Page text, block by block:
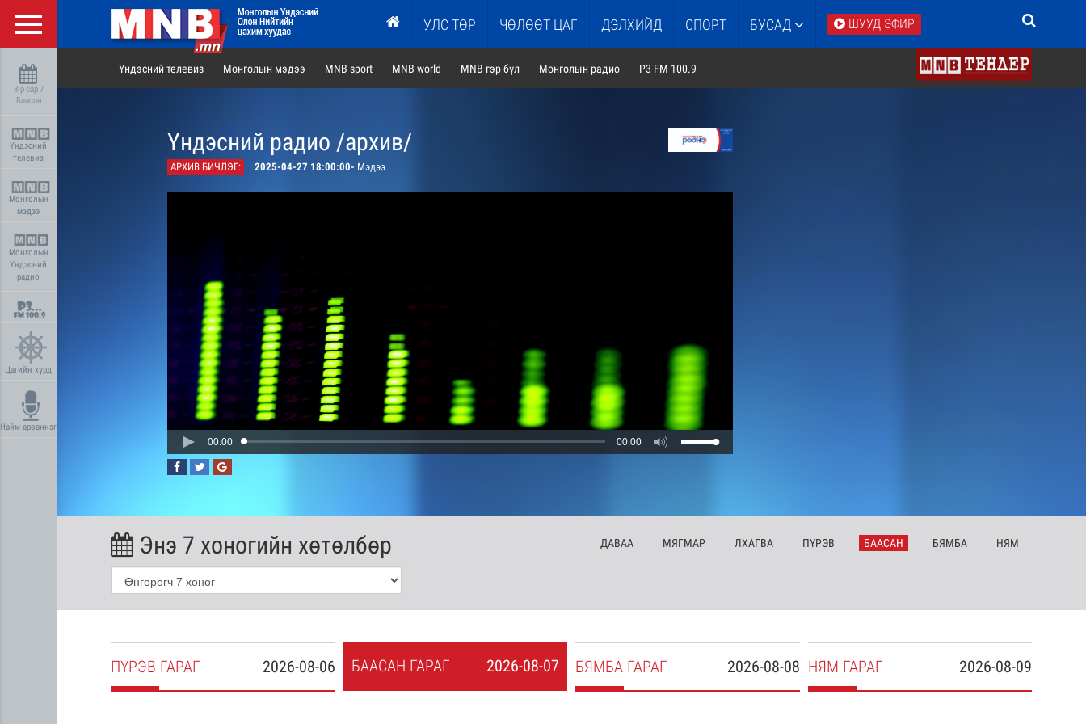
УЛС ТӨР ЧӨЛӨӨТ ЦАГ ДЭЛХИЙД СПОРТ БУСАД ШУУД ЭФИР
8-р сар 7
Баасан
Үндэсний
телевиз
Монголын
мэдээ
Монголын
Үндэсний
радио
Цагийн хүрд
Найм арваннэг
Үндэсний телевиз Монголын мэдээ MNB sport MNB world MNB гэр бүл Монголын радио P3 FM 100.9
Үндэсний радио /архив/
АРХИВ БИЧЛЭГ: 2025-04-27 18:00:00- Мэдээ
00:00 00:00
Энэ 7 хоногийн хөтөлбөр ДАВАА МЯГМАР ЛХАГВА ПҮРЭВ БААСАН БЯМБА НЯМ
2026-08-06
ПҮРЭВ ГАРАГ 2026-08-07
БААСАН ГАРАГ 2026-08-08
БЯМБА ГАРАГ 2026-08-09
НЯМ ГАРАГ